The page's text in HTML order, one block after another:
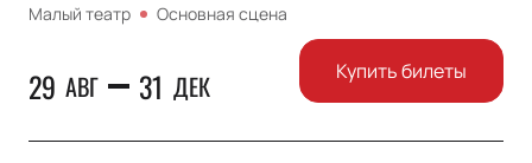
Малый театр Основная сцена
29 АВГ 31 ДЕК Купить билеты